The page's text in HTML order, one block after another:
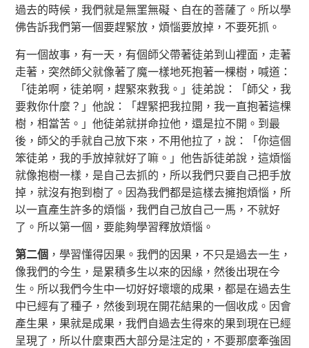
過去的時候，我們就是無罣無礙、自在的菩薩了。所以學
佛告訴我們第一個要趕緊放，煩惱要放掉，不要死抓。
有一個故事，有一天，有個師父帶著徒弟到山裡面，走著
走著，突然師父就像著了魔一樣地死抱著一棵樹，喊道：
「徒弟啊，徒弟啊，趕緊來救我。」徒弟說：「師父，我
要救你什麼？」他說：「趕緊把我拉開，我一直抱著這棵
樹，相當苦。」他徒弟就拼命拉他，還是拉不開。到最
後，師父的手就自己放下來，不用他拉了，說：「你這個
笨徒弟，我的手放掉就好了嘛。」他告訴徒弟說，這煩惱
就像抱樹一樣，是自己去抓的，所以我們只要自己把手放
掉，就沒有抱到樹了。因為我們都是這樣去擁抱煩惱，所
以一直產生許多的煩惱，我們自己放自己一馬，不就好
了。所以第一個，要能夠學習釋放煩惱。
第二個 ，學習懂得因果。我們的因果，不只是過去一生，
像我們的今生，是累積多生以來的因緣，然後出現在今
生。所以我們今生中一切好好壞壞的成果，都是在過去生
中已經有了種子，然後到現在開花結果的一個收成。因會
產生果，果就是成果，我們自過去生得來的果到現在已經
呈現了，所以什麼東西大部分是注定的，不要那麼牽強固